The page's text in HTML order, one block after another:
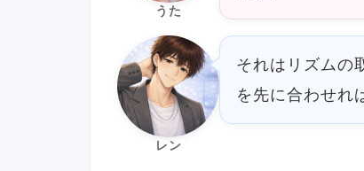
うた
レン
それはリズムの
を先に合わせれ